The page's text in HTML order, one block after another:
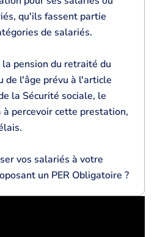
qu'ils fassent partie
de salariés.
pension du retraité du
de l'âge prévu à l'article
la Sécurité sociale, le
percevoir cette prestation,
vos salariés à votre
un PER Obligatoire ?